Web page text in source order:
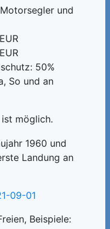
und
50%
So und an
ist möglich.
1960 und
Landung an
09-01
Beispiele: